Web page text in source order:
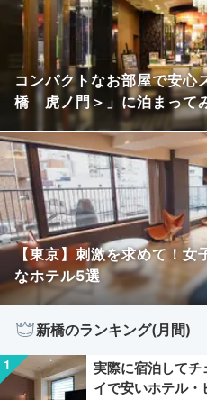
コンパクトなお部屋で安心
橋 虎ノ門＞」に泊まって
【東京】刺激を求めて！女
なホテル5選
新橋のランキング(月間)
実際に宿泊して
イで安いホテル